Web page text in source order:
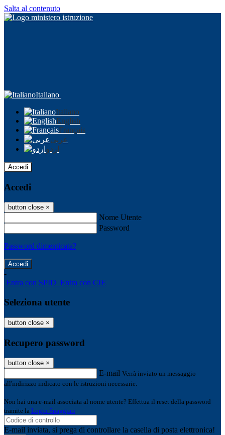
Salta al contenuto
Italiano
Italiano
English
Français
عربى
اردو
Accedi
Accedi
button close ×
Nome Utente
Password
Password dimenticata?
-
Entra con SPID Entra con CIE
Seleziona utente
button close ×
Recupero password
button close ×
E-mail Verrà inviato un messaggio
all'indirizzo indicato con le istruzioni necessarie.
Non hai una e-mail associata al nome utente? Effettua il reset della password
tramite la Login Spaggiari
E-mail inviata, si prega di controllare la casella di posta elettronica!